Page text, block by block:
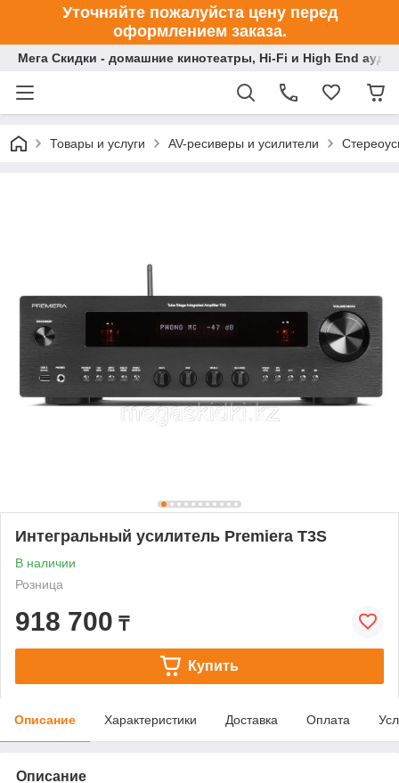
Уточняйте пожалуйста цену перед
оформлением заказа.
Мега Скидки - домашние кинотеатры, Hi-Fi и High End
Товары и услуги AV-ресиверы и усилители
Интегральный усилитель Premiera T3S
В наличии
Розница
918 700 ₸
Купить
Описание Характеристики Доставка Оплата
Описание